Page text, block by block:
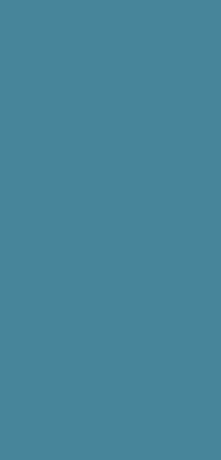
lycéennes en uniforme à
simuler une bagarre
autrement que pour
naturelle pris des
sur des estampes du
kabuki ! La plupart
gentillesse des
Mais le plus étonnant
sources de surprises,
les plus marquantes ne
en scène : je pense par
d’ébriété sur une voie de
Quelle esthétique du